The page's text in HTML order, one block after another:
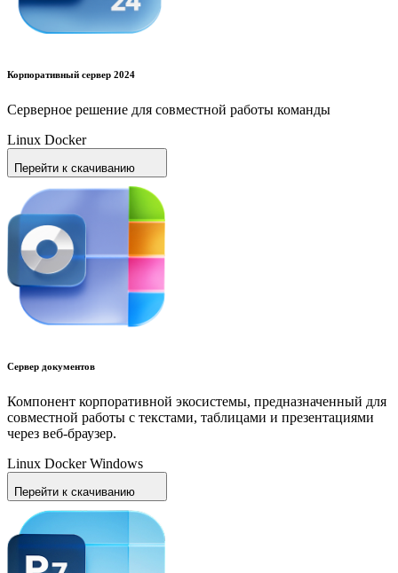
Корпоративный сервер 2024
Серверное решение для совместной работы команды
Linux Docker
Перейти к скачиванию
Сервер документов
Компонент корпоративной экосистемы, предназначенный для
совместной работы с текстами, таблицами и презентациями
через веб-браузер.
Linux Docker Windows
Перейти к скачиванию